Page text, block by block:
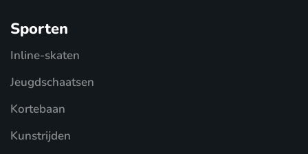
Sporten
Inline-skaten
Jeugdschaatsen
Kortebaan
Kunstrijden